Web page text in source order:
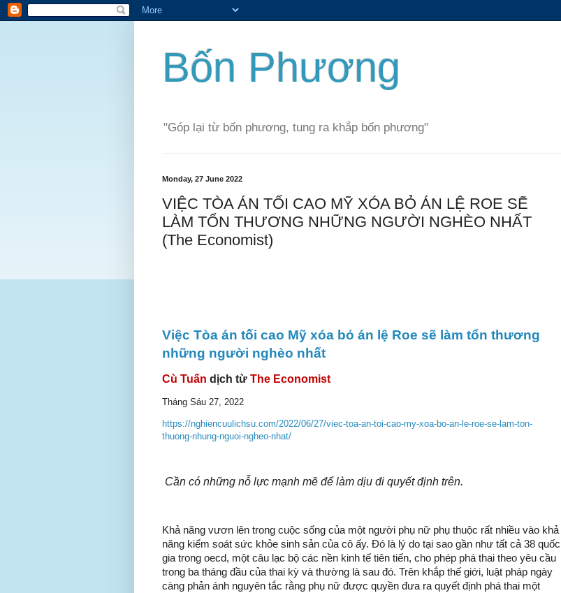
Bốn Phương
"Góp lại từ bốn phương, tung ra khắp bốn phương"
Monday, 27 June 2022
VIỆC TÒA ÁN TỐI CAO MỸ XÓA BỎ ÁN LỆ ROE SẼ
LÀM TỔN THƯƠNG NHỮNG NGƯỜI NGHÈO NHẤT
(The Economist)
Việc Tòa án tối cao Mỹ xóa bỏ án lệ Roe sẽ làm tổn thương
những người nghèo nhất
Cù Tuấn dịch từ The Economist
Tháng Sáu 27, 2022
https://nghiencuulichsu.com/2022/06/27/viec-toa-an-toi-cao-my-xoa-bo-an-le-roe-se-lam-ton-
thuong-nhung-nguoi-ngheo-nhat/
Cần có những nỗ lực mạnh mẽ để làm dịu đi quyết định trên.
Khả năng vươn lên trong cuộc sống của một người phụ nữ phụ thuộc rất nhiều vào khả
năng kiểm soát sức khỏe sinh sản của cô ấy. Đó là lý do tại sao gần như tất cả 38 quốc
gia trong oecd, một câu lạc bộ các nền kinh tế tiên tiến, cho phép phá thai theo yêu cầu
trong ba tháng đầu của thai kỳ và thường là sau đó. Trên khắp thế giới, luật pháp ngày
càng phản ánh nguyên tắc rằng phụ nữ được quyền đưa ra quyết định phá thai một